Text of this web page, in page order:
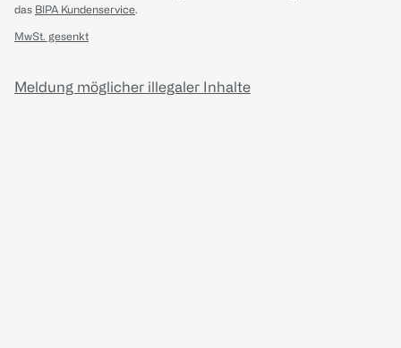
das BIPA Kundenservice.
MwSt. gesenkt
Meldung möglicher illegaler Inhalte